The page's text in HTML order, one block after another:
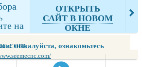
на
ОТКРЫТЬ
САЙТ В НОВОМ
ОКНЕ
пожалуйста, ознакомьтесь